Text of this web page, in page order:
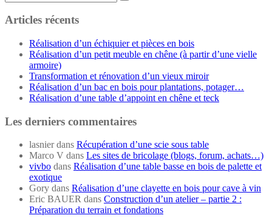
Articles récents
Réalisation d’un échiquier et pièces en bois
Réalisation d’un petit meuble en chêne (à partir d’une vielle
armoire)
Transformation et rénovation d’un vieux miroir
Réalisation d’un bac en bois pour plantations, potager…
Réalisation d’une table d’appoint en chêne et teck
Les derniers commentaires
lasnierdans Récupération d’une scie sous table
Marco V dans Les sites de bricolage (blogs, forum, achats…)
vivbo dans Réalisation d’une table basse en bois de palette et
exotique
Gory dans Réalisation d’une clayette en bois pour cave à vin
Eric BAUER dans Construction d’un atelier – partie 2 :
Préparation du terrain et fondations